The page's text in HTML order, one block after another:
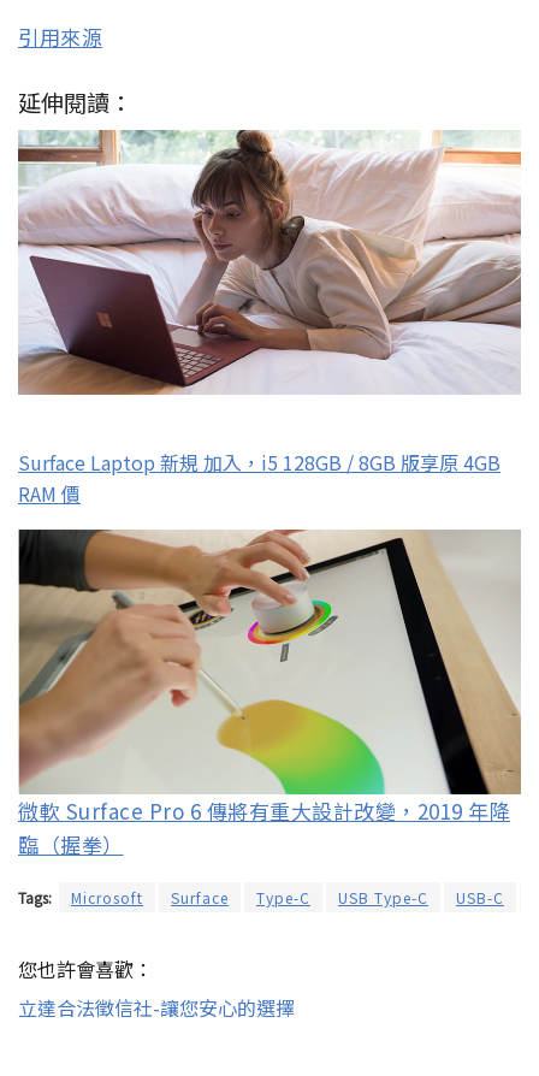
引用來源
延伸閱讀：
Surface Laptop 新規 加入，i5 128GB / 8GB 版享原 4GB
RAM 價
微軟 Surface Pro 6 傳將有重大設計改變，2019 年降
臨（握拳）
Tags: Microsoft Surface Type-C USB Type-C USB-C
您也許會喜歡：
立達合法徵信社-讓您安心的選擇